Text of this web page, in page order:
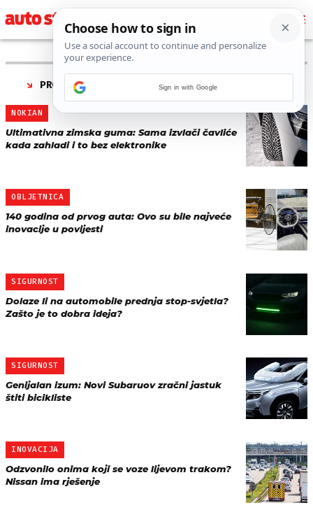
PRONAĐENO 13 REZULTATA ZA TAG “
NOKIAN
Ultimativna zimska guma: Sama izvlači čavliće
kada zahladi i to bez elektronike
OBLJETNICA
140 godina od prvog auta: Ovo su bile najveće
inovacije u povijesti
SIGURNOST
Dolaze li na automobile prednja stop-svjetla?
Zašto je to dobra ideja?
SIGURNOST
Genijalan izum: Novi Subaruov zračni jastuk
štiti bicikliste
INOVACIJA
Odzvonilo onima koji se voze lijevom trakom?
Nissan ima rješenje
Sign in with Google